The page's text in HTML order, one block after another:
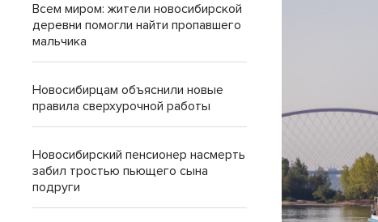
Всем миром: жители новосибирской
деревни помогли найти пропавшего
мальчика
Новосибирцам объяснили новые
правила сверхурочной работы
Новосибирский пенсионер насмерть
забил тростью пьющего сына
подруги